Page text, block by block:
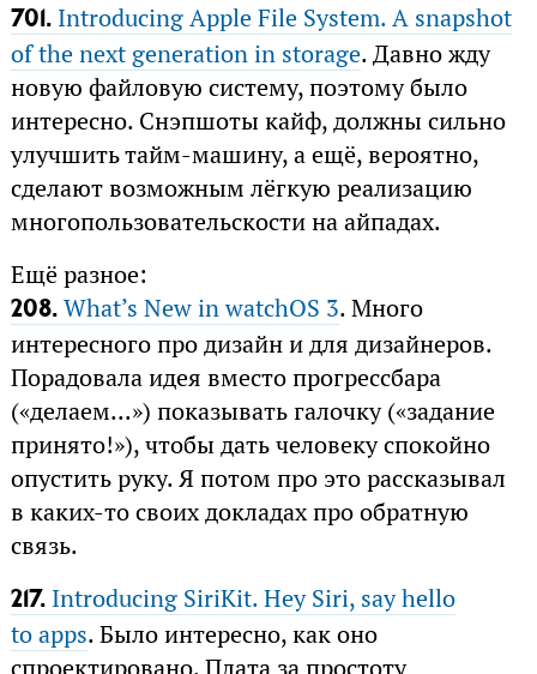
701.Introducing Apple File System. A snapshot
of the next generation in storage. Давно жду
новую файловую систему, поэтому было
интересно. Снэпшоты кайф, должны сильно
улучшить тайм-машину, а ещё, вероятно,
сделают возможным лёгкую реализацию
многопользовательскости на айпадах.
Ещё разное:
208.What’s New in watchOS 3. Много
интересного про дизайн и для дизайнеров.
Порадовала идея вместо прогрессбара
(«делаем...») показывать галочку («задание
принято!»), чтобы дать человеку спокойно
опустить руку. Я потом про это рассказывал
в каких-то своих докладах про обратную
связь.
217.Introducing SiriKit. Hey Siri, say hello
to apps. Было интересно, как оно
спроектировано. Плата за простоту